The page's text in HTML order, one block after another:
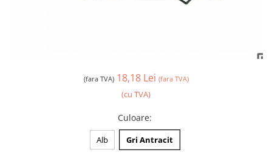
(fara TVA) 18,18 Lei (fara TVA)
(cu TVA)
Culoare:
Alb Gri Antracit